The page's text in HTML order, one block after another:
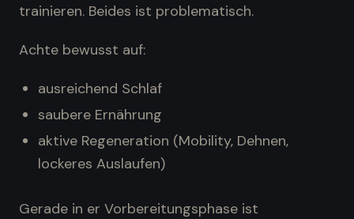
trainieren. Beides ist problematisch.
Achte bewusst auf:
ausreichend Schlaf
saubere Ernährung
aktive Regeneration (Mobility, Dehnen,
lockeres Auslaufen)
Gerade in er Vorbereitungsphase ist